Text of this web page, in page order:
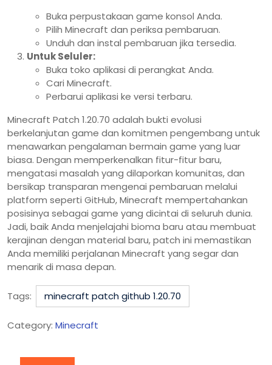
Buka perpustakaan game konsol Anda.
Pilih Minecraft dan periksa pembaruan.
Unduh dan instal pembaruan jika tersedia.
Untuk Seluler:
Buka toko aplikasi di perangkat Anda.
Cari Minecraft.
Perbarui aplikasi ke versi terbaru.
Minecraft Patch 1.20.70 adalah bukti evolusi
berkelanjutan game dan komitmen pengembang untuk
menawarkan pengalaman bermain game yang luar
biasa. Dengan memperkenalkan fitur-fitur baru,
mengatasi masalah yang dilaporkan komunitas, dan
bersikap transparan mengenai pembaruan melalui
platform seperti GitHub, Minecraft mempertahankan
posisinya sebagai game yang dicintai di seluruh dunia.
Jadi, baik Anda menjelajahi bioma baru atau membuat
kerajinan dengan material baru, patch ini memastikan
Anda memiliki perjalanan Minecraft yang segar dan
menarik di masa depan.
Tags: minecraft patch github 1.20.70
Category: Minecraft